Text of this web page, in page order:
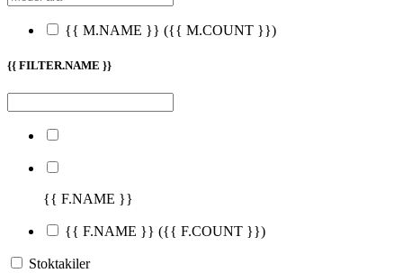
{{ M.NAME }} ({{ M.COUNT }})
{{ FILTER.NAME }}
{{ F.NAME }}
{{ F.NAME }} ({{ F.COUNT }})
Stoktakiler